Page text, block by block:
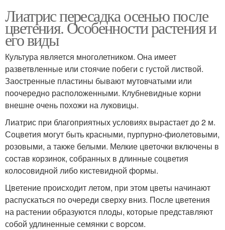
Лиатрис пересадка осенью после
цветения. Особенности растения и
его виды
Культура является многолетником. Она имеет
разветвленные или стоячие побеги с густой листвой.
Заостренные пластины бывают мутовчатыми или
поочередно расположенными. Клубневидные корни
внешне очень похожи на луковицы.
Лиатрис при благоприятных условиях вырастает до 2 м.
Соцветия могут быть красными, пурпурно-фиолетовыми,
розовыми, а также белыми. Мелкие цветочки включены в
состав корзинок, собранных в длинные соцветия
колосовидной либо кистевидной формы.
Цветение происходит летом, при этом цветы начинают
распускаться по очереди сверху вниз. После цветения
на растении образуются плоды, которые представляют
собой удлиненные семянки с ворсом.